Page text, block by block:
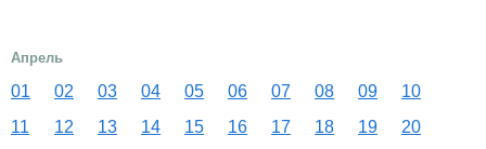
Апрель
01 02 03 04 05 06 07 08 09
10
11
12 13 14 15 16 17 18 19
20